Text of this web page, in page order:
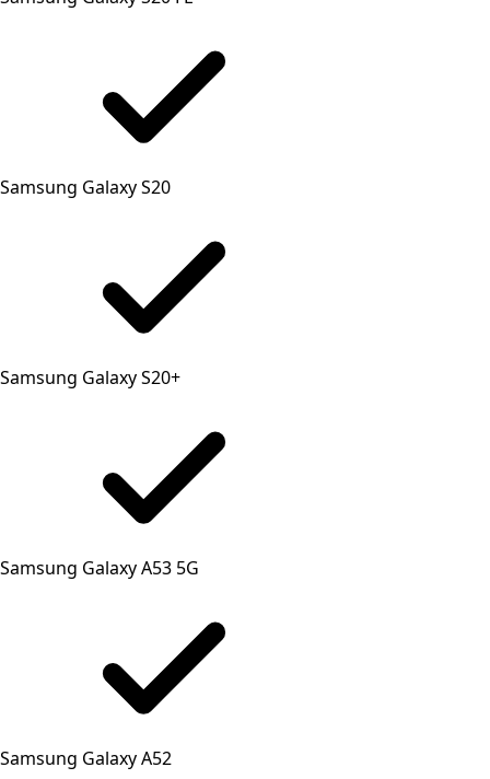
Samsung Galaxy S20
Samsung Galaxy S20+
Samsung Galaxy A53 5G
Samsung Galaxy A52